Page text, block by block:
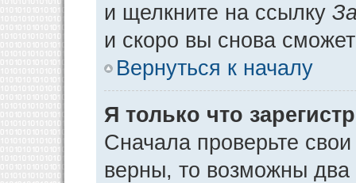
и щелкните на ссылку
и скоро вы снова
Вернуться к началу
Я только что
Сначала проверьте
верны, то возможны